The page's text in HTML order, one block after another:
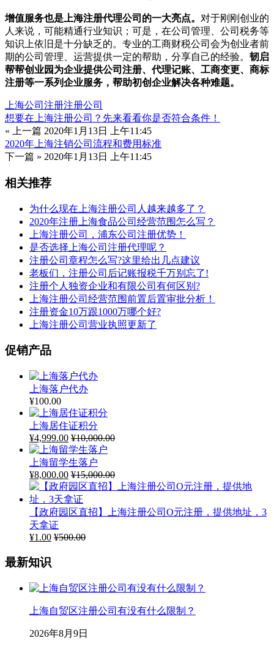
增值服务也是上海注册代理公司的一大亮点。 对于刚刚创业的
人来说，可能精通行业知识；可是，在公司管理、公司税务等
知识上依旧是十分缺乏的。专业的工商财税公司会为创业者前
期的公司管理、运营提供一定的帮助，分享自己的经验。 韧启
帮帮创业园为企业提供公司注册、代理记账、工商变更、商标
注册等一系列企业服务，帮助初创企业解决各种难题。
上海公司注册注册公司
想要在上海注册公司？先来看看你是否符合条件！
« 上一篇 2020年1月13日 上午11:45
2020年上海注销公司流程和费用标准
下一篇 » 2020年1月13日 上午11:45
相关推荐
为什么现在上海注册公司人越来越多了？
2020年注册上海食品公司经营范围怎么写？
上海注册公司，浦东公司注册优势！
是否选择上海公司注册代理呢？
注册公司章程怎么写?这里给出几点建议
老板们，注册公司后记账报税千万别忘了!
注册个人独资企业和有限公司有何区别?
上海注册公司经营范围前置后置审批分析！
注册资金10万跟1000万哪个好?
上海注册公司营业执照更新了
促销产品
上海落户代办
¥100.00
上海居住证积分
¥4,999.00 ¥10,000.00
上海留学生落户
¥8,000.00 ¥15,000.00
【政府园区直招】上海注册公司O元注册，提供地址，3
天拿证
¥1.00 ¥500.00
最新知识
上海自贸区注册公司有没有什么限制？
2026年8月9日